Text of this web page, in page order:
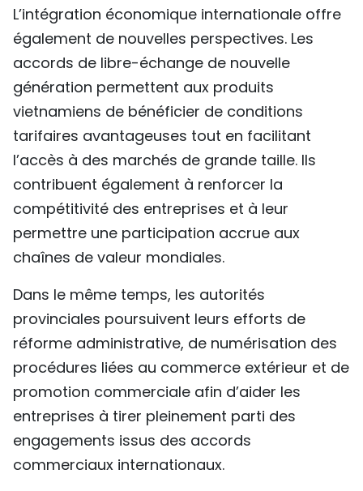
L’intégration économique internationale offre
également de nouvelles perspectives. Les
accords de libre-échange de nouvelle
génération permettent aux produits
vietnamiens de bénéficier de conditions
tarifaires avantageuses tout en facilitant
l’accès à des marchés de grande taille. Ils
contribuent également à renforcer la
compétitivité des entreprises et à leur
permettre une participation accrue aux
chaînes de valeur mondiales.
Dans le même temps, les autorités
provinciales poursuivent leurs efforts de
réforme administrative, de numérisation des
procédures liées au commerce extérieur et de
promotion commerciale afin d’aider les
entreprises à tirer pleinement parti des
engagements issus des accords
commerciaux internationaux.